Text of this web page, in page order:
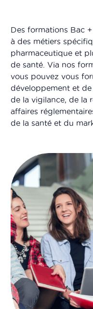
Des formations Bac
à des métiers
pharmaceutique et
de santé. Via nos
vous pouvez vous
développement et
de la vigilance, de la
affaires
de la santé et du